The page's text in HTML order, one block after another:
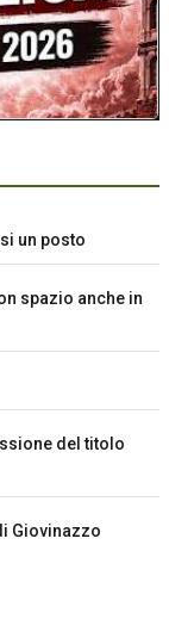
un posto
spazio anche in
del titolo
Giovinazzo